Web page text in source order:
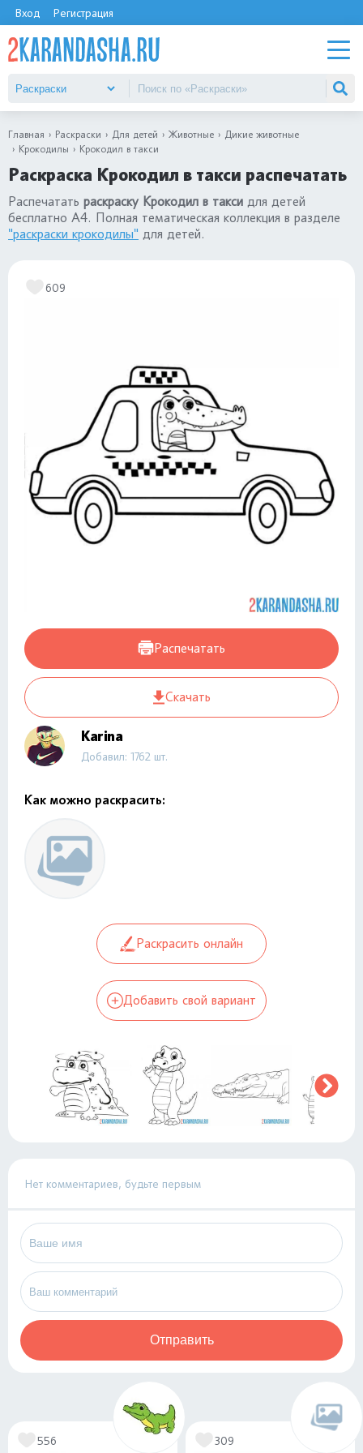
Вход Регистрация
Главная Раскраски Для детей Животные
Дикие животные
Крокодилы
Крокодил в такси
Раскраска Крокодил в такси распечатать
Распечатать раскраску Крокодил в такси для детей
бесплатно А4. Полная тематическая коллекция в разделе
"раскраски крокодилы" для детей.
609
Распечатать
Скачать
Karina
Добавил: 1762 шт.
Как можно раскрасить:
Раскрасить онлайн
Добавить свой вариант
Нет комментариев, будьте первым
Отправить
556 309